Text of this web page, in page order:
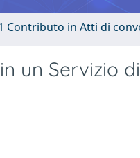
Contributo in Atti di
un Servizio